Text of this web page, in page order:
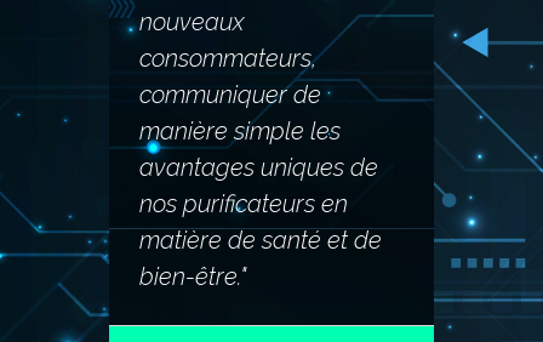
nouveaux
consommateurs,
communiquer de
manière simple les
avantages uniques de
nos purificateurs en
matière de santé et de
bien-être."